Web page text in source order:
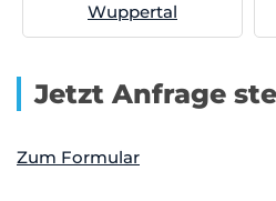
Wuppertal
Jetzt Anfrage
Zum Formular